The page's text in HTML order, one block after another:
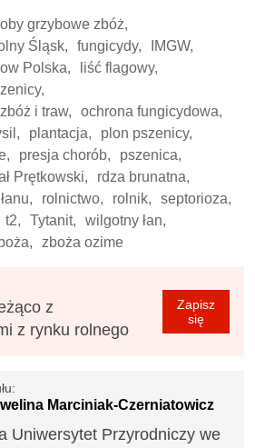
grzybowe zbóż,
Śląsk, fungicydy,
IMGW,
Polska,
liść flagowy,
i traw,
ochrona fungicydowa,
plantacja,
plon pszenicy,
presja chorób,
pszenica,
Prętkowski,
rdza brunatna,
rolnictwo, rolnik,
septorioza,
t2, Tytanit,
wilgotny łan,
zboża ozime
z
z rynku rolnego
Zapisz
się
Marciniak-Czerniatowicz
Uniwersytet Przyrodniczy we